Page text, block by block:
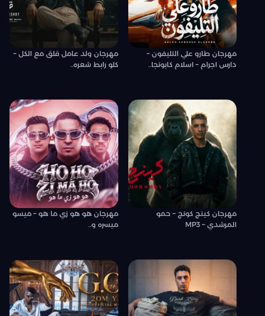
مهرجان طارو علي التليفون –
دارس اجرام – اسلام كابونجا..
مهرجان ولد عامل قلق مع الكل –
كلو رابط شعره..
مهرجان كينج كونج – حمو
المرشدي – MP3
مهرجان هو هو زي ما هو – ميسو
ميسره و..